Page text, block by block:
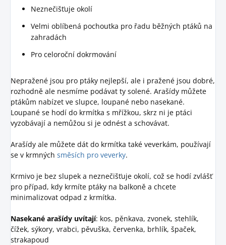
Neznečišťuje okolí
Velmi oblíbená pochoutka pro řadu běžných ptáků na
zahradách
Pro celoroční dokrmování
Nepražené jsou pro ptáky nejlepší, ale i pražené jsou dobré,
rozhodně ale nesmíme podávat ty solené. Arašídy můžete
ptákům nabízet ve slupce, loupané nebo nasekané.
Loupané se hodí do krmítka s mřížkou, skrz ni je ptáci
vyzobávají a nemůžou si je odnést a schovávat.
Arašídy ale můžete dát do krmítka také veverkám, používají
se v krmných směsích pro veverky.
Krmivo je bez slupek a neznečišťuje okolí, což se hodí zvlášť
pro případ, kdy krmíte ptáky na balkoně a chcete
minimalizovat odpad z krmítka.
Nasekané arašídy uvítají: kos, pěnkava, zvonek, stehlík,
čížek, sýkory, vrabci, pěvuška, červenka, brhlík, špaček,
strakapoud